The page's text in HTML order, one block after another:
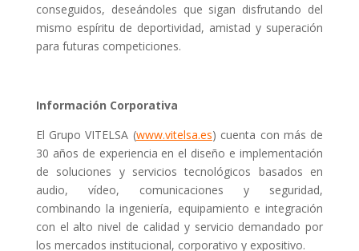
conseguidos, deseándoles que sigan disfrutando del
mismo espíritu de deportividad, amistad y superación
para futuras competiciones.
Información Corporativa
El Grupo VITELSA (www.vitelsa.es) cuenta con más de
30 años de experiencia en el diseño e implementación
de soluciones y servicios tecnológicos basados en
audio, vídeo, comunicaciones y seguridad,
combinando la ingeniería, equipamiento e integración
con el alto nivel de calidad y servicio demandado por
los mercados institucional, corporativo y expositivo.